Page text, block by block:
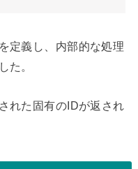
定義し、内部的な処理
た。
れた固有のIDが返され